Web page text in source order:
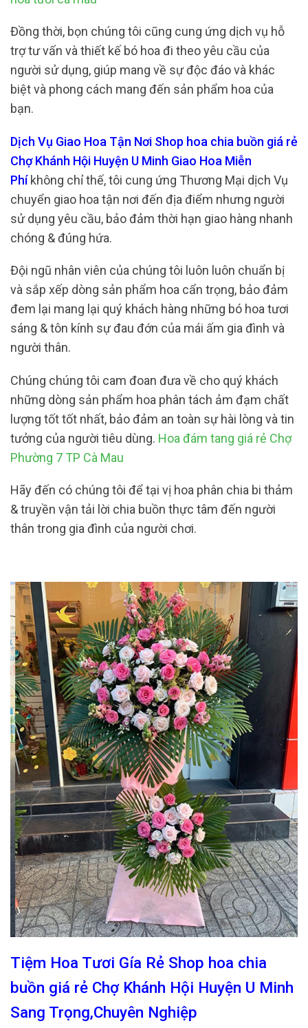
Đồng thời, bọn chúng tôi cũng cung ứng dịch vụ hỗ
trợ tư vấn và thiết kế bó hoa đi theo yêu cầu của
người sử dụng, giúp mang về sự độc đáo và khác
biệt và phong cách mang đến sản phẩm hoa của
bạn.
Dịch Vụ Giao Hoa Tận Nơi Shop hoa chia buồn giá rẻ
Chợ Khánh Hội Huyện U Minh Giao Hoa Miễn
Phíkhông chỉ thế, tôi cung ứng Thương Mại dịch Vụ
chuyển giao hoa tận nơi đến địa điểm nhưng người
sử dụng yêu cầu, bảo đảm thời hạn giao hàng nhanh
chóng & đúng hứa.
Đội ngũ nhân viên của chúng tôi luôn luôn chuẩn bị
và sắp xếp dòng sản phẩm hoa cẩn trọng, bảo đảm
đem lại mang lại quý khách hàng những bó hoa tươi
sáng & tôn kính sự đau đớn của mái ấm gia đình và
người thân.
Chúng chúng tôi cam đoan đưa về cho quý khách
những dòng sản phẩm hoa phân tách ảm đạm chất
lượng tốt tốt nhất, bảo đảm an toàn sự hài lòng và tin
tưởng của người tiêu dùng. Hoa đám tang giá rẻ Chợ
Phường 7 TP Cà Mau
Hãy đến có chúng tôi để tại vị hoa phân chia bi thảm
& truyền vận tải lời chia buồn thực tâm đến người
thân trong gia đình của người chơi.
Tiệm Hoa Tươi Gía Rẻ Shop hoa chia
buồn giá rẻ Chợ Khánh Hội Huyện U Minh
Sang Trọng,Chuyên Nghiệp